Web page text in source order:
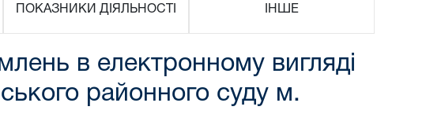
ПОКАЗНИКИ ДІЯЛЬНОСТІ ІНШЕ
в електронному вигляді
районного суду м.